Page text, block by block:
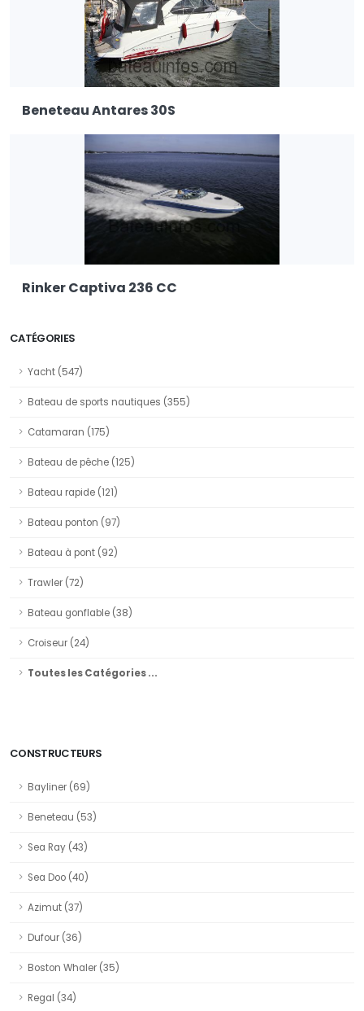
Beneteau Antares 30S
Rinker Captiva 236 CC
CATÉGORIES
Yacht (547)
Bateau de sports nautiques (355)
Catamaran (175)
Bateau de pêche (125)
Bateau rapide (121)
Bateau ponton (97)
Bateau à pont (92)
Trawler (72)
Bateau gonflable (38)
Croiseur (24)
Toutes les Catégories ...
CONSTRUCTEURS
Bayliner (69)
Beneteau (53)
Sea Ray (43)
Sea Doo (40)
Azimut (37)
Dufour (36)
Boston Whaler (35)
Regal (34)